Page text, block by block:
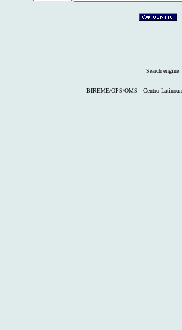
Search engine:
BIREME/OPS/OMS - Centro